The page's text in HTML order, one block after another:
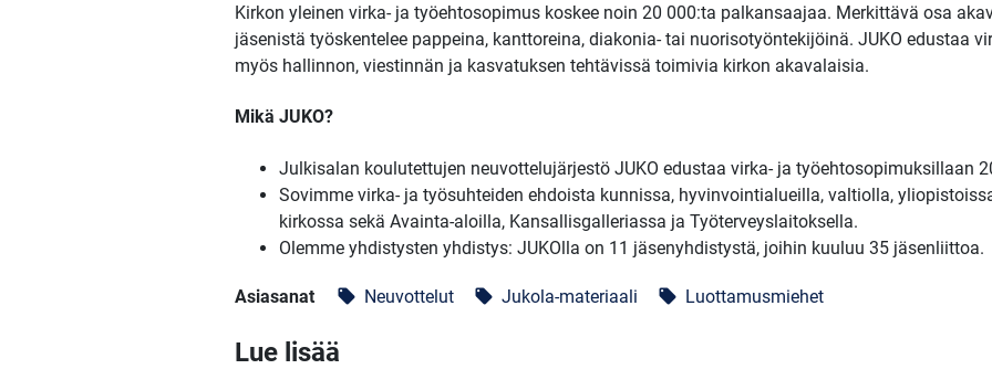
Kirkon yleinen virka- ja työehtosopimus koskee noin 20 000:ta palkansaajaa. Merkittävä osa
jäsenistä työskentelee pappeina, kanttoreina, diakonia- tai nuorisotyöntekijöinä. JUKO edustaa
myös hallinnon, viestinnän ja kasvatuksen tehtävissä toimivia kirkon akavalaisia.
Mikä JUKO?
Julkisalan koulutettujen neuvottelujärjestö JUKO edustaa virka- ja työehtosopimuksillaan
Sovimme virka- ja työsuhteiden ehdoista kunnissa, hyvinvointialueilla, valtiolla,
kirkossa sekä Avainta-aloilla, Kansallisgalleriassa ja Työterveyslaitoksella.
Olemme yhdistysten yhdistys: JUKOlla on 11 jäsenyhdistystä, joihin kuuluu 35 jäsenliittoa.
Asiasanat local_offer Neuvottelut local_offer Jukola-materiaali local_offer Luottamusmiehet
Lue lisää